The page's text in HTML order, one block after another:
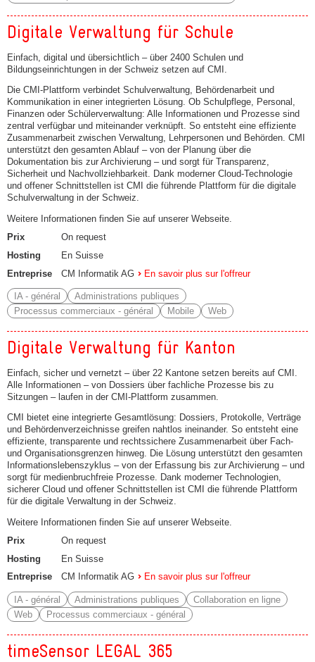
Digitale Verwaltung für Schule
Einfach, digital und übersichtlich – über 2400 Schulen und
Bildungseinrichtungen in der Schweiz setzen auf CMI.
Die CMI-Plattform verbindet Schulverwaltung, Behördenarbeit und
Kommunikation in einer integrierten Lösung. Ob Schulpflege, Personal,
Finanzen oder Schülerverwaltung: Alle Informationen und Prozesse sind
zentral verfügbar und miteinander verknüpft. So entsteht eine effiziente
Zusammenarbeit zwischen Verwaltung, Lehrpersonen und Behörden. CMI
unterstützt den gesamten Ablauf – von der Planung über die
Dokumentation bis zur Archivierung – und sorgt für Transparenz,
Sicherheit und Nachvollziehbarkeit. Dank moderner Cloud-Technologie
und offener Schnittstellen ist CMI die führende Plattform für die digitale
Schulverwaltung in der Schweiz.
Weitere Informationen finden Sie auf unserer Webseite.
Prix
On request
Hosting
En Suisse
Entreprise
CM Informatik AG En savoir plus sur l'offreur
IA - général
Administrations publiques
Processus commerciaux - général
Mobile Web
Digitale Verwaltung für Kanton
Einfach, sicher und vernetzt – über 22 Kantone setzen bereits auf CMI.
Alle Informationen – von Dossiers über fachliche Prozesse bis zu
Sitzungen – laufen in der CMI-Plattform zusammen.
CMI bietet eine integrierte Gesamtlösung: Dossiers, Protokolle, Verträge
und Behördenverzeichnisse greifen nahtlos ineinander. So entsteht eine
effiziente, transparente und rechtssichere Zusammenarbeit über Fach-
und Organisationsgrenzen hinweg. Die Lösung unterstützt den gesamten
Informationslebenszyklus – von der Erfassung bis zur Archivierung – und
sorgt für medienbruchfreie Prozesse. Dank moderner Technologien,
sicherer Cloud und offener Schnittstellen ist CMI die führende Plattform
für die digitale Verwaltung in der Schweiz.
Weitere Informationen finden Sie auf unserer Webseite.
Prix
On request
Hosting
En Suisse
Entreprise
CM Informatik AG En savoir plus sur l'offreur
IA - général Administrations publiques
Collaboration en ligne
Web
Processus commerciaux - général
timeSensor LEGAL 365